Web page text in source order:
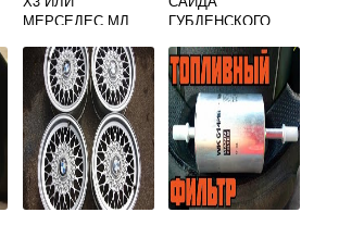
МЕРСЕДЕС МЛ
ГУБДЕНСКОГО